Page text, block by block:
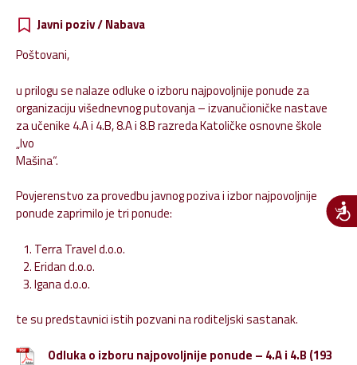
Javni poziv / Nabava
Poštovani,
u prilogu se nalaze odluke o izboru najpovoljnije ponude za
organizaciju višednevnog putovanja – izvanučioničke nastave
za učenike 4.A i 4.B, 8.A i 8.B razreda Katoličke osnovne škole
„Ivo
Mašina“.
Povjerenstvo za provedbu javnog poziva i izbor najpovoljnije
ponude zaprimilo je tri ponude:
Terra Travel d.o.o.
Eridan d.o.o.
Igana d.o.o.
te su predstavnici istih pozvani na roditeljski sastanak.
Odluka o izboru najpovoljnije ponude – 4.A i 4.B